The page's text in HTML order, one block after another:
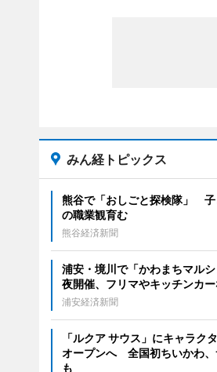
みん経トピックス
熊谷で「おしごと探検隊」 子
の職業観育む
熊谷経済新聞
浦安・境川で「かわまちマル
夜開催、フリマやキッチンカ
浦安経済新聞
「ルクア サウス」にキャラク
オープンへ 全国初ちいかわ、
も